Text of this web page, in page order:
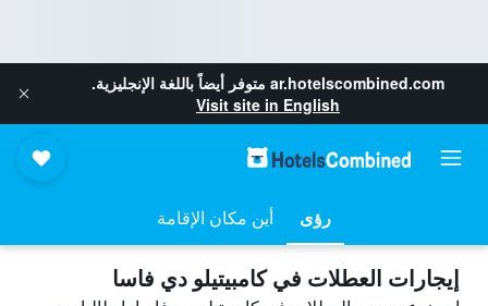
ar.hotelscombined.com متوفر أيضاً باللغة الإنجليزية.
Visit site in English
رؤى أين مكان الإقامة
إيجارات العطلات في كامبيتيلو دي فاسا